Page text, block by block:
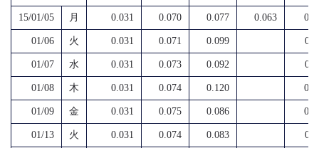
15/01/05 月 0.031 0.070 0.077 0.063
01/06 火 0.031 0.071 0.099
01/07 水 0.031 0.073 0.092
01/08 木 0.031 0.074 0.120
01/09 金 0.031 0.075 0.086
01/13 火 0.031 0.074 0.083